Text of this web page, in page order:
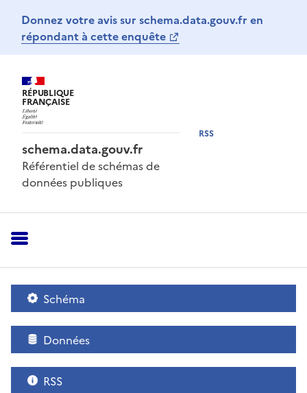
Donnez votre avis sur schema.data.gouv.fr en
répondant à cette enquête
RÉPUBLIQUE
FRANÇAISE
schema.data.gouv.fr
Référentiel de schémas de
données publiques
RSS
Schéma
Données
RSS